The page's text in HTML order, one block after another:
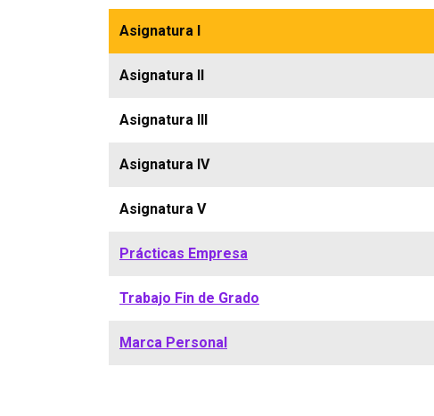
Asignatura I
Asignatura II
Asignatura III
Asignatura IV
Asignatura V
Prácticas Empresa
Trabajo Fin de Grado
Marca Personal